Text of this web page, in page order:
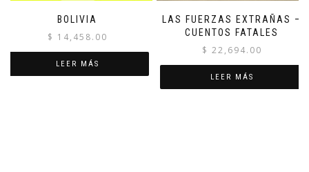
BOLIVIA
$ 14,458.00
LEER MÁS
LAS FUERZAS EXTRAÑAS –
CUENTOS FATALES
$ 22,694.00
LEER MÁS